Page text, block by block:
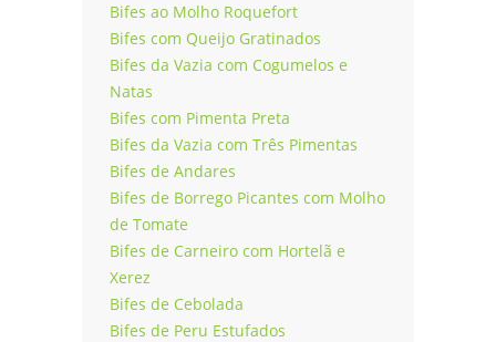
Bifes ao Molho Roquefort
Bifes com Queijo Gratinados
Bifes da Vazia com Cogumelos e
Natas
Bifes com Pimenta Preta
Bifes da Vazia com Três Pimentas
Bifes de Andares
Bifes de Borrego Picantes com Molho
de Tomate
Bifes de Carneiro com Hortelã e
Xerez
Bifes de Cebolada
Bifes de Peru Estufados